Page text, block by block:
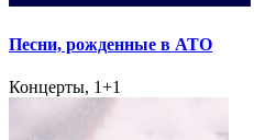
Песни, рожденные в АТО
Концерты, 1+1